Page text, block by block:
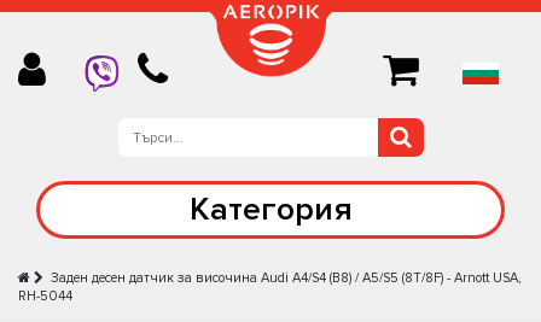
Категория
Заден десен датчик за височина Audi A4/S4 (B8) / A5/S5 (8T/8F) - Arnott USA,
RH-5044